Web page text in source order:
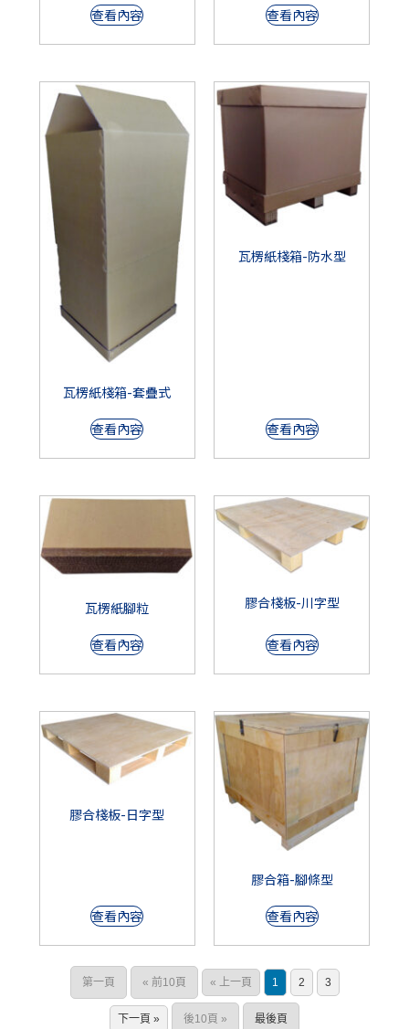
查看內容 查看內容
瓦楞紙棧箱-套疊式
查看內容
瓦楞紙棧箱-防水型
查看內容
瓦楞紙腳粒
查看內容
膠合棧板-川字型
查看內容
膠合棧板-日字型
查看內容
膠合箱-腳條型
查看內容
第一頁 « 前10頁 « 上一頁 1 2 3
下一頁 » 後10頁 » 最後頁